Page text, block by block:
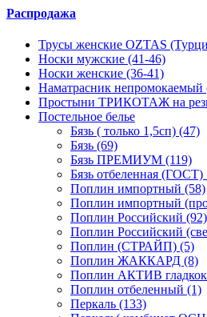
Распродажа
Трусы женские OZTAS
Носки мужские (41-46)
Носки женские (36-41)
Наматрасник непромокаемый
Простыни ТРИКОТАЖ на
Постельное белье
Бязь ( только 1,5сп) (47)
Бязь (69)
Бязь ПРЕМИУМ (119)
Бязь отбеленная (ГОСТ)
Поплин импортный (58)
Поплин импортный
Поплин Российский (92)
Поплин Российский
Поплин (СТРАЙП) (5)
Поплин ЖАККАРД (8)
Поплин АКТИВ
Поплин отбеленный (1)
Перкаль (133)